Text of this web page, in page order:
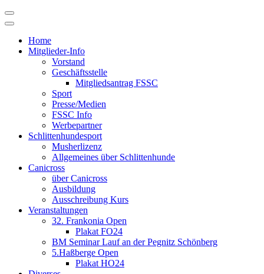
Skip
to
Home
Mitglieder-Info
Vorstand
Geschäftsstelle
Mitgliedsantrag FSSC
Sport
Presse/Medien
FSSC Info
Werbepartner
Schlittenhundesport
Musherlizenz
Allgemeines über Schlittenhunde
Canicross
über Canicross
Ausbildung
Ausschreibung Kurs
Veranstaltungen
32. Frankonia Open
Plakat FO24
BM Seminar Lauf an der Pegnitz Schönberg
5.Haßberge Open
Plakat HO24